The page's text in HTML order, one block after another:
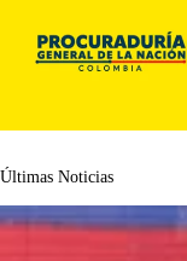
Últimas Noticias